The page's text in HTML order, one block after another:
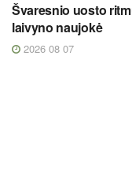
Švaresnio uosto
laivyno naujokė
2026 08 07